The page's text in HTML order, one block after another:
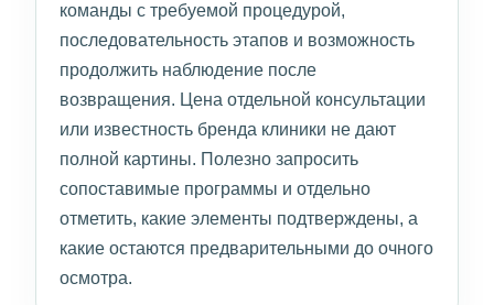
команды с требуемой процедурой,
последовательность этапов и возможность
продолжить наблюдение после
возвращения. Цена отдельной консультации
или известность бренда клиники не дают
полной картины. Полезно запросить
сопоставимые программы и отдельно
отметить, какие элементы подтверждены, а
какие остаются предварительными до очного
осмотра.